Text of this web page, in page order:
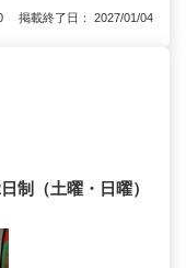
掲載終了日： 2027/01/04
制（土曜・日曜）